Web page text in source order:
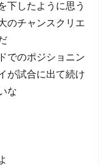
下したように思う
のチャンスクリエ
でのポジショニン
が試合に出て続け
な